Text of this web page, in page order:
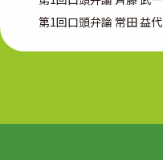
第1回口頭弁論 常田 益代